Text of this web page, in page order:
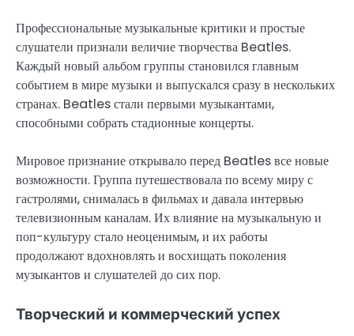
Профессиональные музыкальные критики и простые
слушатели признали величие творчества Beatles.
Каждый новый альбом группы становился главным
событием в мире музыки и выпускался сразу в нескольких
странах. Beatles стали первыми музыкантами,
способными собрать стадионные концерты.
Мировое признание открывало перед Beatles все новые
возможности. Группа путешествовала по всему миру с
гастролями, снималась в фильмах и давала интервью
телевизионным каналам. Их влияние на музыкальную и
поп-культуру стало неоценимым, и их работы
продолжают вдохновлять и восхищать поколения
музыкантов и слушателей до сих пор.
Творческий и коммерческий успех